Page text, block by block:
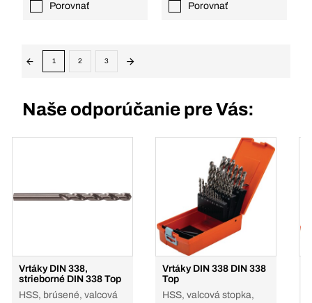
Porovnať Porovnať
1 2 3
Naše odporúčanie pre Vás:
Vrtáky DIN 338,
strieborné DIN 338 Top
HSS, brúsené, valcová
Vrtáky DIN 338 DIN 338
Top
HSS, valcová stopka,